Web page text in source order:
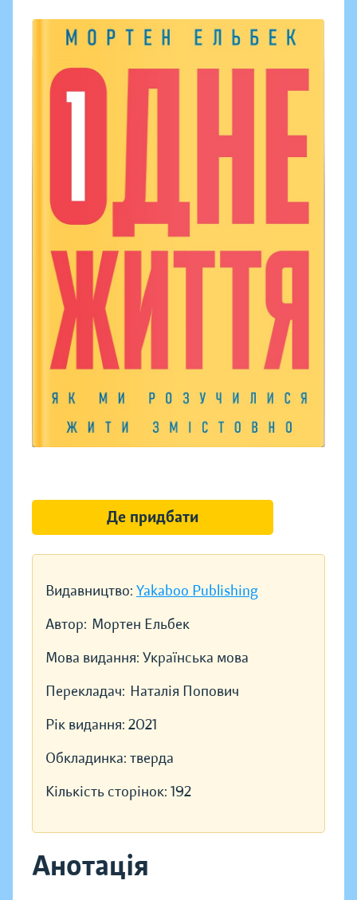
Видавництво: Yakaboo Publishing
Автор: Мортен Ельбек
Мова видання: Українська мова
Перекладач: Наталія Попович
Рік видання: 2021
Обкладинка: тверда
Кількість сторінок: 192
Анотація
Де придбати